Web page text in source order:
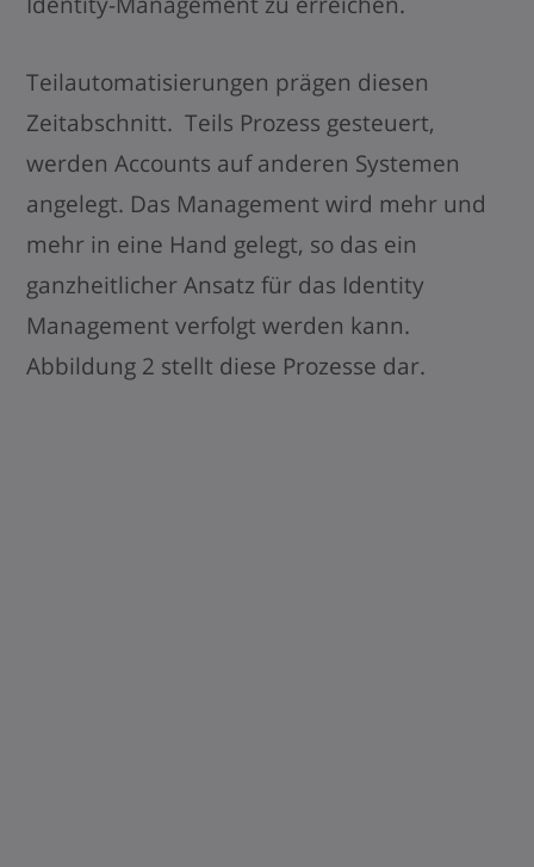
Teilautomatisierungen prägen diesen
Zeitabschnitt. Teils Prozess gesteuert,
werden Accounts auf anderen Systemen
angelegt. Das Management wird mehr und
mehr in eine Hand gelegt, so das ein
ganzheitlicher Ansatz für das Identity
Management verfolgt werden kann.
Abbildung 2 stellt diese Prozesse dar.